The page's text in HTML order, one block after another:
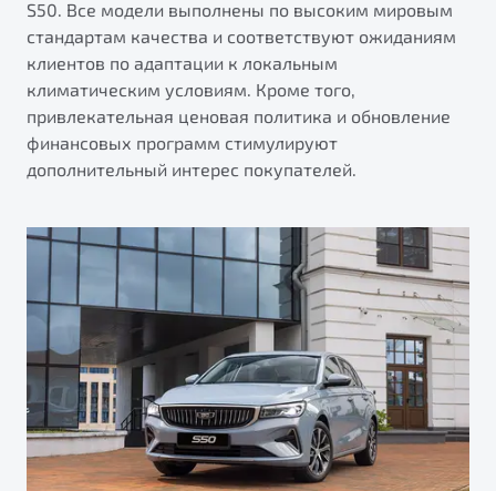
S50. Все модели выполнены по высоким мировым
стандартам качества и соответствуют ожиданиям
клиентов по адаптации к локальным
климатическим условиям. Кроме того,
привлекательная ценовая политика и обновление
финансовых программ стимулируют
дополнительный интерес покупателей.